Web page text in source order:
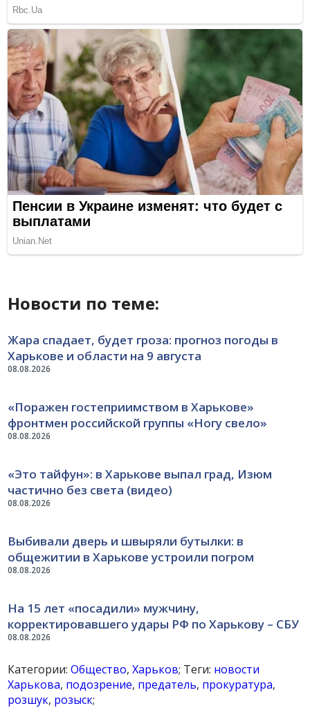
Новости по теме:
08.08.2026
Жара спадает, будет гроза: прогноз погоды в
Харькове и области на 9 августа
08.08.2026
«Поражен гостеприимством в Харькове»
фронтмен российской группы «Ногу свело»
08.08.2026
«Это тайфун»: в Харькове выпал град, Изюм
частично без света (видео)
08.08.2026
Выбивали дверь и швыряли бутылки: в
общежитии в Харькове устроили погром
08.08.2026
На 15 лет «посадили» мужчину,
корректировавшего удары РФ по Харькову – СБУ
Категории:Общество,Харьков; Теги: новости
Харькова, подозрение, предатель, прокуратура,
розшук, розыск;